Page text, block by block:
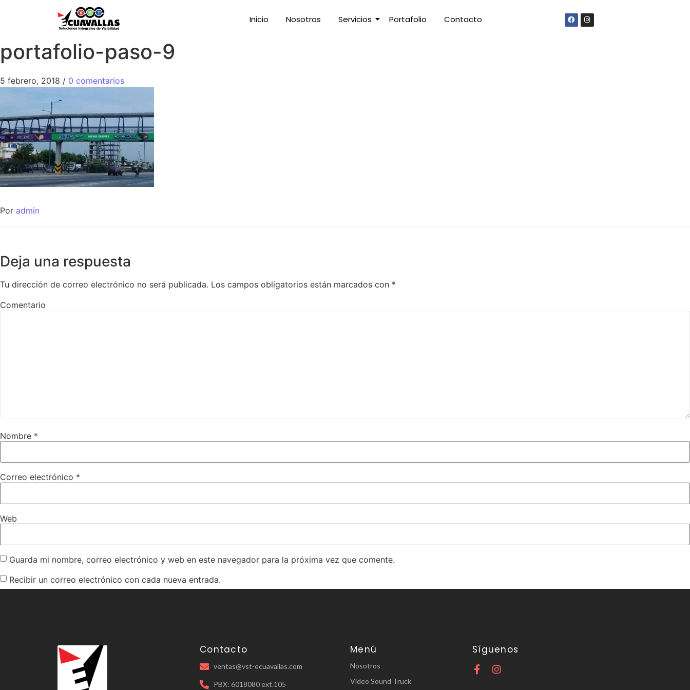
Inicio Nosotros Servicios Portafolio Contacto
portafolio-paso-9
5 febrero, 2018 / 0 comentarios
Por admin
Deja una respuesta
Tu dirección de correo electrónico no será publicada. Los campos obligatorios están marcados con *
Comentario
Nombre *
Correo electrónico *
Web
Guarda mi nombre, correo electrónico y web en este navegador para la próxima vez que comente.
Recibir un correo electrónico con cada nueva entrada.
Contacto
ventas@vst-ecuavallas.com
PBX: 6018080 ext.105
Menú
Nosotros
Video Sound Truck
Síguenos